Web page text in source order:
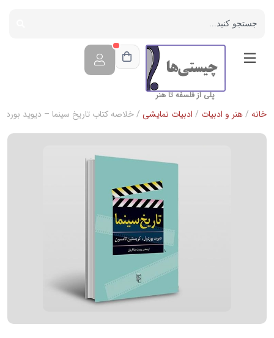
پلی از فلسفه تا هنر
خانه /هنر و ادبیات / ادبیات نمایشی / خلاصه کتاب تاریخ سینما – دیوید